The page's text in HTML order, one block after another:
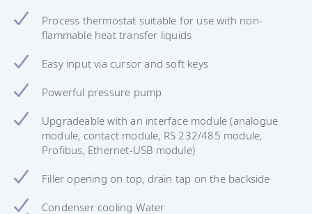
Process thermostat suitable for use with non-
flammable heat transfer liquids
Easy input via cursor and soft keys
Powerful pressure pump
Upgradeable with an interface module (analogue
module, contact module, RS 232/485 module,
Profibus, Ethernet-USB module)
Filler opening on top, drain tap on the backside
Condenser cooling Water